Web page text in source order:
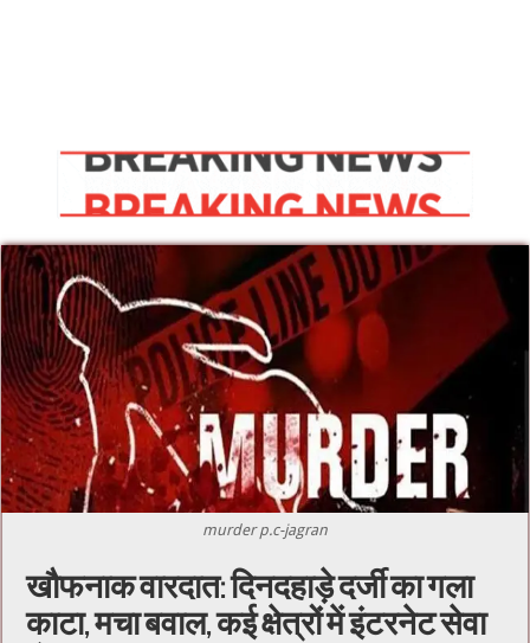
murder p.c-jagran
खौफनाक वारदात: दिनदहाड़े दर्जी का गला
काटा, मचा बवाल, कई क्षेत्रों में इंटरनेट सेवा